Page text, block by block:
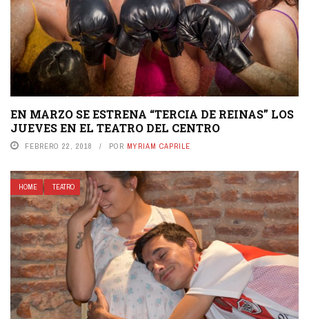
EN MARZO SE ESTRENA “TERCIA DE REINAS” LOS
JUEVES EN EL TEATRO DEL CENTRO
FEBRERO 22, 2018 POR MYRIAM CAPRILE
HOME TEATRO